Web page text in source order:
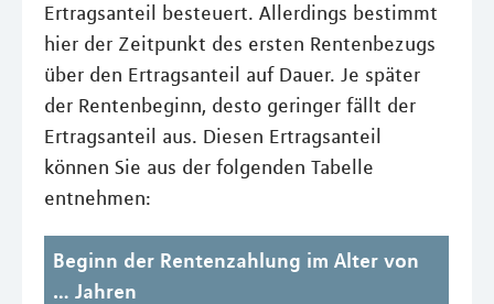
Ertragsanteil besteuert. Allerdings bestimmt
hier der Zeitpunkt des ersten Rentenbezugs
über den Ertragsanteil auf Dauer. Je später
der Rentenbeginn, desto geringer fällt der
Ertragsanteil aus. Diesen Ertragsanteil
können Sie aus der folgenden Tabelle
entnehmen:
Beginn der Rentenzahlung im Alter von
… Jahren